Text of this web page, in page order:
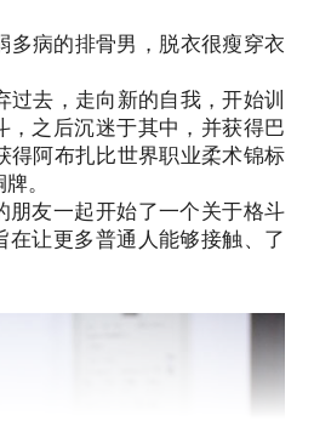
不着头脑的感觉，那这节课就
个半小时到两个小时的时间内
，它为什么能成为最强徒手格
哪些要求，你是否适合训练
技术体系的系统讲解，带你浏
规划未来的学习路径（这也是
要具备的前置技能；
表性的降服技术；
适合自己；
，不知道应该去哪一家；
外国人，巴西柔术的术语又非
听不懂；
给新人安排入门课程，跟着老
里雾里；
是你已经开始在某馆训练，但
不着头脑的感觉，那这节课就
个半小时到两个小时的时间内
多病的排骨男，脱衣很瘦穿衣
过去，走向新的自我，开始训
，之后沉迷于其中，并获得巴
得阿布扎比世界职业柔术锦标
。
朋友一起开始了一个关于格斗
在让更多普通人能够接触、了